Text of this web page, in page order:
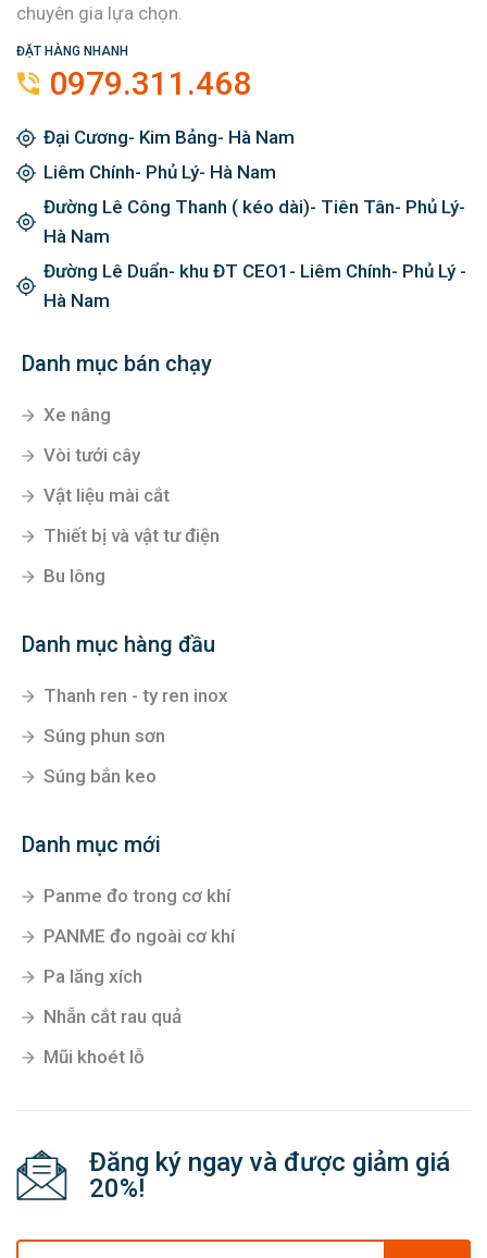
chuyên gia lựa chọn.
ĐẶT HÀNG NHANH
0979.311.468
Đại Cương- Kim Bảng- Hà Nam
Liêm Chính- Phủ Lý- Hà Nam
Đường Lê Công Thanh ( kéo dài)- Tiên Tân- Phủ Lý-
Hà Nam
Đường Lê Duẩn- khu ĐT CEO1- Liêm Chính- Phủ Lý -
Hà Nam
Danh mục bán chạy
Xe nâng
Vòi tưới cây
Vật liệu mài cắt
Thiết bị và vật tư điện
Bu lông
Danh mục hàng đầu
Thanh ren - ty ren inox
Súng phun sơn
Súng bắn keo
Danh mục mới
Panme đo trong cơ khí
PANME đo ngoài cơ khí
Pa lăng xích
Nhẵn cắt rau quả
Mũi khoét lỗ
Đăng ký ngay và được giảm giá
20%!